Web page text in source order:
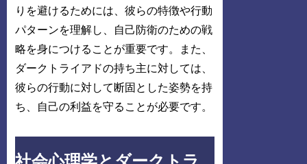
りを避けるためには、彼らの特徴や行動
パターンを理解し、自己防衛のための戦
略を身につけることが重要です。また、
ダークトライアドの持ち主に対しては、
彼らの行動に対して断固とした姿勢を持
ち、自己の利益を守ることが必要です。